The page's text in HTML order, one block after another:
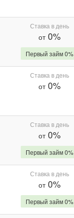
Ставка в день
от0%
Первый займ 0%
Ставка в день
от0%
Ставка в день
от0%
Первый займ 0%
Ставка в день
от0%
Первый займ 0%